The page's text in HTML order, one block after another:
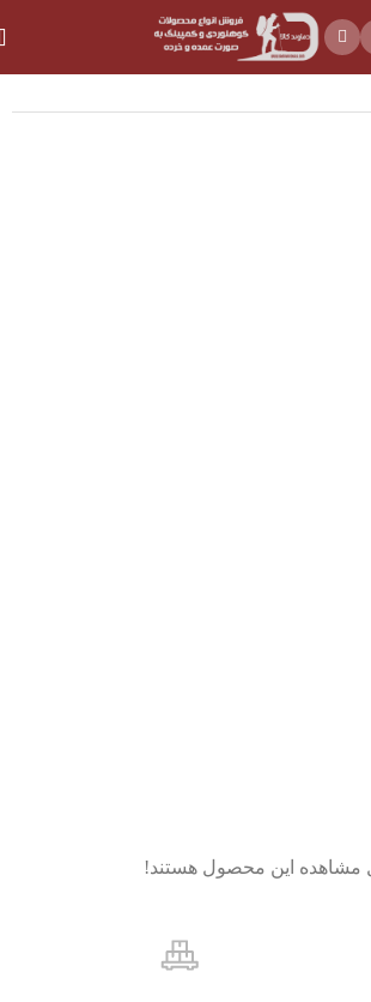
خانه ظروف و فلاسک
مشاهده این محصول هستند!